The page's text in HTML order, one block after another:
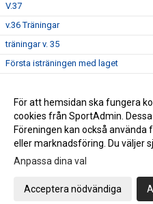
V.37
v.36 Träningar
träningar v. 35
Första isträningen med laget
Whats up
Uppstartsmöte inför div. 3
Gå till
För att hemsidan ska fungera
cookies från SportAdmin.
Föreningen kan också
eller marknadsföring. Du väljer
Anpassa dina val
Acceptera nödvändiga